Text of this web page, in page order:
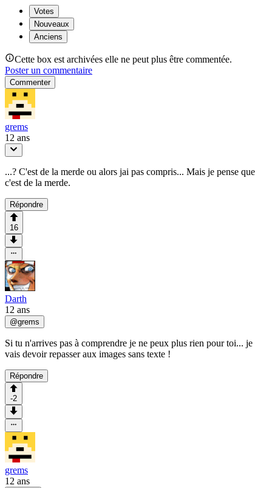
Votes
Nouveaux
Anciens
Cette box est archivées elle ne peut plus être commentée.
Poster un commentaire
Commenter
grems
12 ans
...? C'est de la merde ou alors jai pas compris... Mais je pense que
c'est de la merde.
Répondre
16
Darth
12 ans
@grems
Si tu n'arrives pas à comprendre je ne peux plus rien pour toi... je
vais devoir repasser aux images sans texte !
Répondre
-2
grems
12 ans